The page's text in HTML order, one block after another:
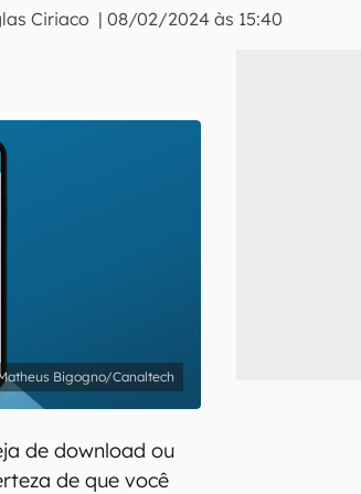
Ciriaco |08/02/2024 às 15:40
os
Bigogno/Canaltech
de download ou
de que você